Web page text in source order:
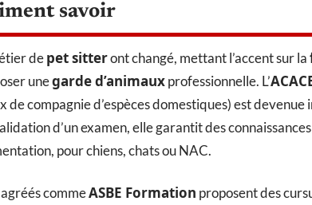
savoir
depet sitteront changé, mettant l’accent sur la
unegarde d’animauxprofessionnelle. L’
de compagnie d’espèces domestiques) est
d’un examen, elle garantit des
pour chiens, chats ou NAC.
commeASBE Formation proposent des